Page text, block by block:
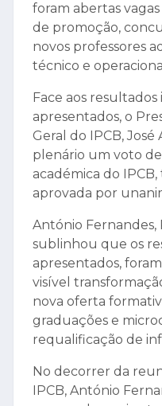
foram abertas
de promoção,
novos professores
técnico e
Face aos
apresentados, o
Geral do IPCB,
plenário um voto
académica do
aprovada por
António Fernandes,
sublinhou que os
apresentados,
visível
nova oferta
graduações e
requalificação de
No decorrer da
IPCB, António